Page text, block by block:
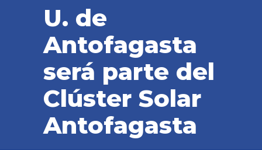
U. de
Antofagasta
será parte del
Clúster Solar
Antofagasta